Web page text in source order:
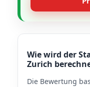
Wie wird der
Zurich
Die Bewertung